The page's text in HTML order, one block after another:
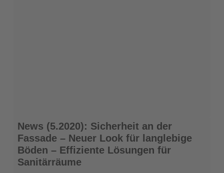
News
(5.2020):
Sicherheit
an
der
News (5.2020): Sicherheit an der
Fassade – Neuer Look für langlebige
Böden – Effiziente Lösungen für
Sanitärräume